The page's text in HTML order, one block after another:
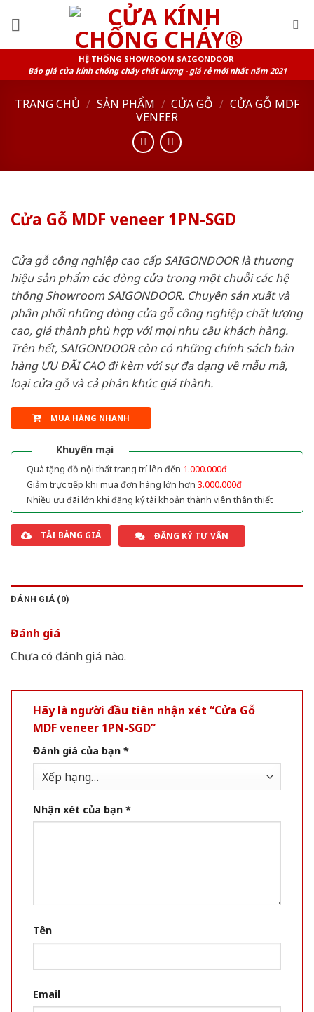
HỆ THỐNG SHOWROOM SAIGONDOOR
Báo giá cửa kính chống cháy chất lượng - giá rẻ mới nhất năm 2021
TRANG CHỦ / SẢN PHẨM / CỬA GỖ / CỬA GỖ MDF
VENEER
Cửa Gỗ MDF veneer 1PN-SGD
Cửa gỗ công nghiệp cao cấp SAIGONDOOR là thương
hiệu sản phẩm các dòng cửa trong một chuỗi các hệ
thống Showroom SAIGONDOOR. Chuyên sản xuất và
phân phối những dòng cửa gỗ công nghiệp chất lượng
cao, giá thành phù hợp với mọi nhu cầu khách hàng.
Trên hết, SAIGONDOOR còn có những chính sách bán
hàng ƯU ĐÃI CAO đi kèm với sự đa dạng về mẫu mã,
loại cửa gỗ và cả phân khúc giá thành.
MUA HÀNG NHANH
Khuyến mại
Quà tặng đồ nội thất trang trí lên đến 1.000.000đ
Giảm trực tiếp khi mua đơn hàng lớn hơn 3.000.000đ
Nhiều ưu đãi lớn khi đăng ký tài khoản thành viên thân thiết
TẢI BẢNG GIÁ ĐĂNG KÝ TƯ VẤN
ĐÁNH GIÁ (0)
Đánh giá
Chưa có đánh giá nào.
Hãy là người đầu tiên nhận xét “Cửa Gỗ
MDF veneer 1PN-SGD”
Đánh giá của bạn *
Nhận xét của bạn *
Tên
Email